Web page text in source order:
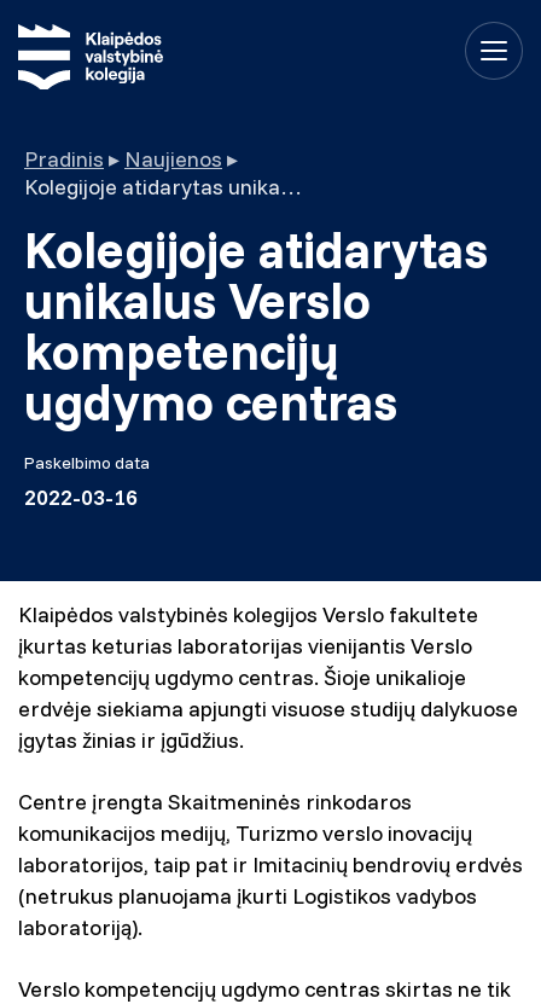
Pradinis ▸ Naujienos ▸
Kolegijoje atidarytas unikalus Verslo kompetencijų ugdymo centras
Kolegijoje atidarytas
unikalus Verslo
kompetencijų
ugdymo centras
Paskelbimo data
2022-03-16
Klaipėdos valstybinės kolegijos Verslo fakultete
įkurtas keturias laboratorijas vienijantis Verslo
kompetencijų ugdymo centras. Šioje unikalioje
erdvėje siekiama apjungti visuose studijų dalykuose
įgytas žinias ir įgūdžius.
Centre įrengta Skaitmeninės rinkodaros
komunikacijos medijų, Turizmo verslo inovacijų
laboratorijos, taip pat ir Imitacinių bendrovių erdvės
(netrukus planuojama įkurti Logistikos vadybos
laboratoriją).
Verslo kompetencijų ugdymo centras skirtas ne tik